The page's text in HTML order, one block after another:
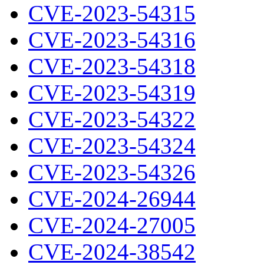
CVE-2023-54315
CVE-2023-54316
CVE-2023-54318
CVE-2023-54319
CVE-2023-54322
CVE-2023-54324
CVE-2023-54326
CVE-2024-26944
CVE-2024-27005
CVE-2024-38542